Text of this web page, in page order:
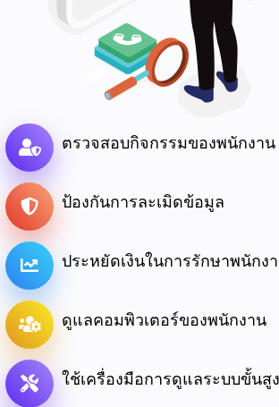
ตรวจสอบกิจกรรมของพนักงาน
ป้องกันการละเมิดข้อมูล
ประหยัดเงินในการรักษาพนักง
ดูแลคอมพิวเตอร์ของพนักงาน
ใช้เครื่องมือการดูแลระบบขั้นสูง